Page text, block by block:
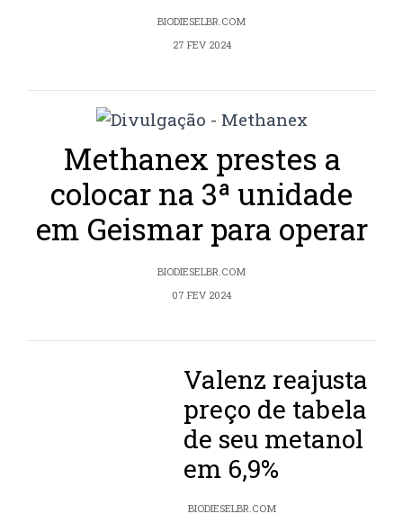
BIODIESELBR.COM
27 FEV 2024
Methanex prestes a
colocar na 3ª unidade
em Geismar para operar
BIODIESELBR.COM
07 FEV 2024
Valenz reajusta
preço de tabela
de seu metanol
em 6,9%
BIODIESELBR.COM